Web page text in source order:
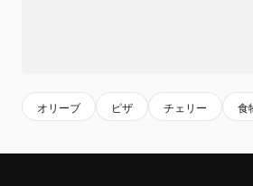
オリーブ ピザ チェリー 食